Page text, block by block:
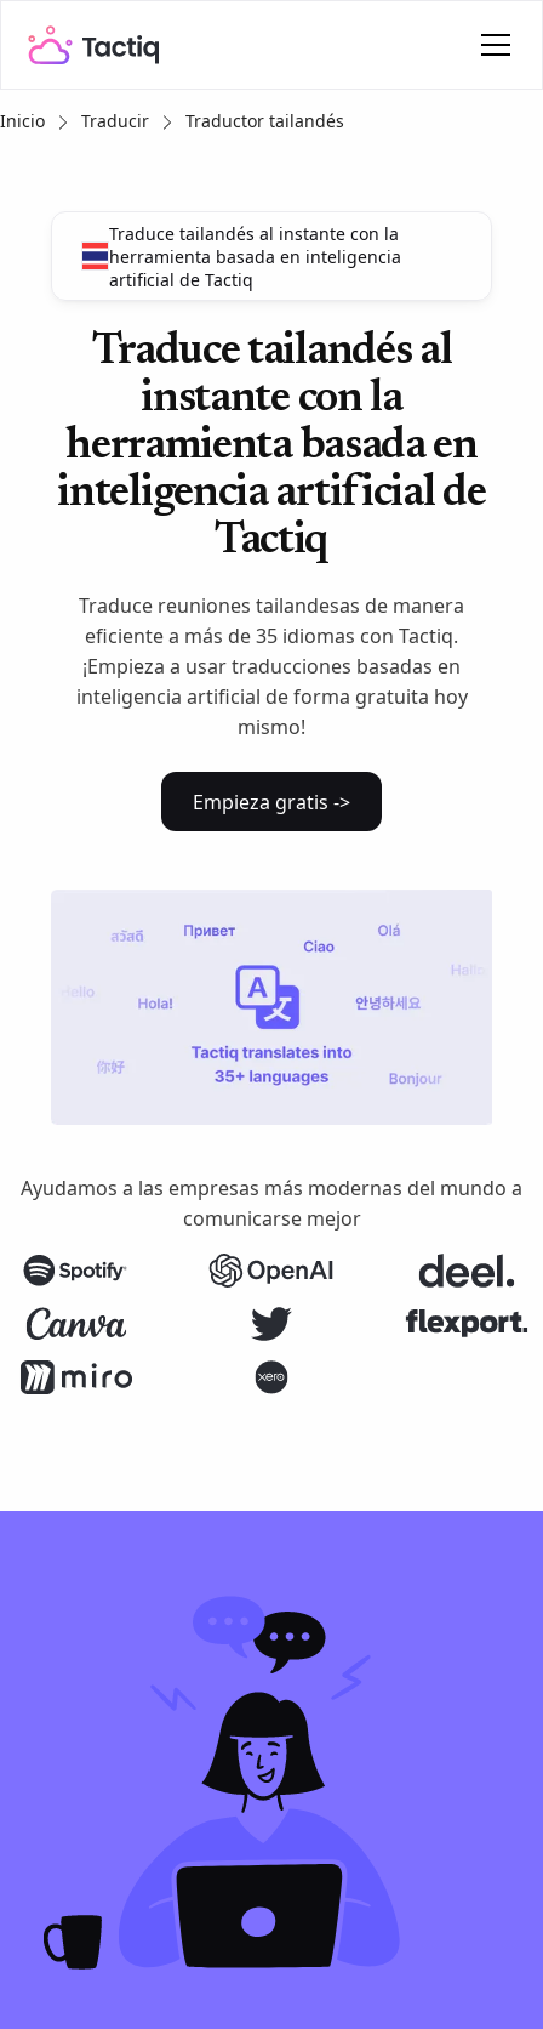
Inicio Traducir Traductor tailandés
Traduce tailandés al instante con la
herramienta basada en inteligencia
artificial de Tactiq
Traduce tailandés al
instante con la
herramienta basada en
inteligencia artificial de
Tactiq
Traduce reuniones tailandesas de manera
eficiente a más de 35 idiomas con Tactiq.
¡Empieza a usar traducciones basadas en
inteligencia artificial de forma gratuita hoy
mismo!
Empieza gratis ->
Ayudamos a las empresas más modernas del mundo a
comunicarse mejor